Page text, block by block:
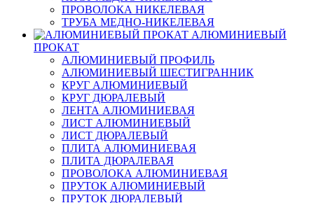
ПРОВОЛОКА НИКЕЛЕВАЯ
ТРУБА МЕДНО-НИКЕЛЕВАЯ
АЛЮМИНИЕВЫЙ
ПРОКАТ
АЛЮМИНИЕВЫЙ ПРОФИЛЬ
АЛЮМИНИЕВЫЙ ШЕСТИГРАННИК
КРУГ АЛЮМИНИЕВЫЙ
КРУГ ДЮРАЛЕВЫЙ
ЛЕНТА АЛЮМИНИЕВАЯ
ЛИСТ АЛЮМИНИЕВЫЙ
ЛИСТ ДЮРАЛЕВЫЙ
ПЛИТА АЛЮМИНИЕВАЯ
ПЛИТА ДЮРАЛЕВАЯ
ПРОВОЛОКА АЛЮМИНИЕВАЯ
ПРУТОК АЛЮМИНИЕВЫЙ
ПРУТОК ДЮРАЛЕВЫЙ